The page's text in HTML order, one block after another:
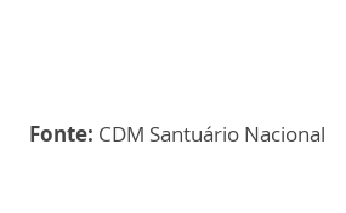
Fonte: CDM Santuário Nacional